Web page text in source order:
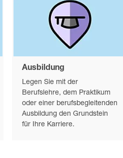
Ausbildung
Legen Sie mit der
Berufslehre, dem Praktikum
oder einer berufsbegleitenden
Ausbildung den Grundstein
für Ihre Karriere.